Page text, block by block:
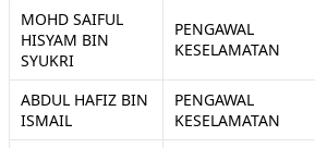
MOHD SAIFUL
HISYAM BIN
SYUKRI
PENGAWAL
KESELAMATAN
ABDUL HAFIZ BIN
ISMAIL
PENGAWAL
KESELAMATAN